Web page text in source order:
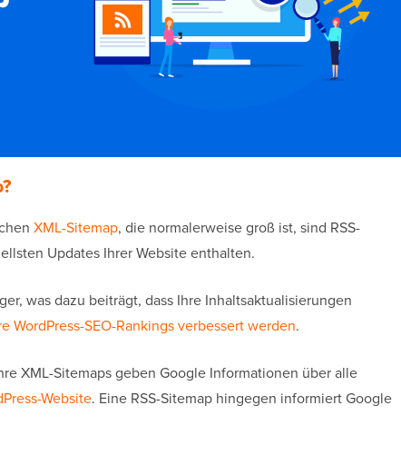
XML-Sitemap, die normalerweise groß ist, sind RSS-
Updates Ihrer Website enthalten.
was dazu beiträgt, dass Ihre Inhaltsaktualisierungen
WordPress-SEO-Rankings verbessert werden.
XML-Sitemaps geben Google Informationen über alle
Website. Eine RSS-Sitemap hingegen informiert Google